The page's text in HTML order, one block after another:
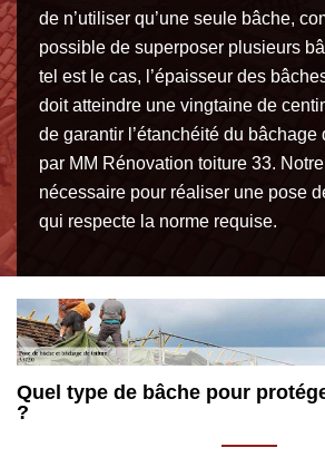
de n’utiliser qu’une seule bâche,
possible de superposer plusieurs
tel est le cas, l’épaisseur des
doit atteindre une vingtaine de
de garantir l’étanchéité du bâchage
par MM Rénovation toiture 33.
nécessaire pour réaliser une pose
qui respecte la norme requise.
Nous vous proposons un
mesure